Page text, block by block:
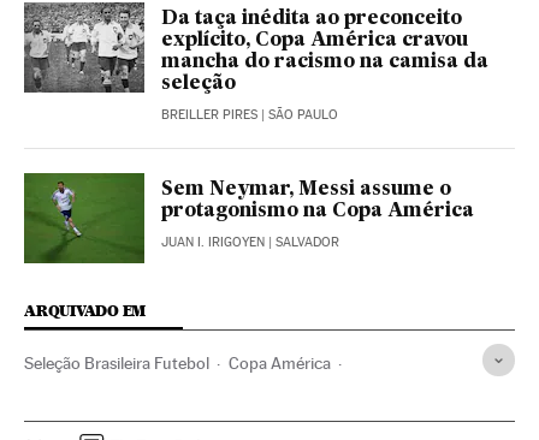
Da taça inédita ao preconceito
explícito, Copa América cravou
mancha do racismo na camisa da
seleção
BREILLER PIRES | SÃO PAULO
Sem Neymar, Messi assume o
protagonismo na Copa América
JUAN I. IRIGOYEN | SALVADOR
ARQUIVADO EM
Seleção Brasileira Futebol Copa América